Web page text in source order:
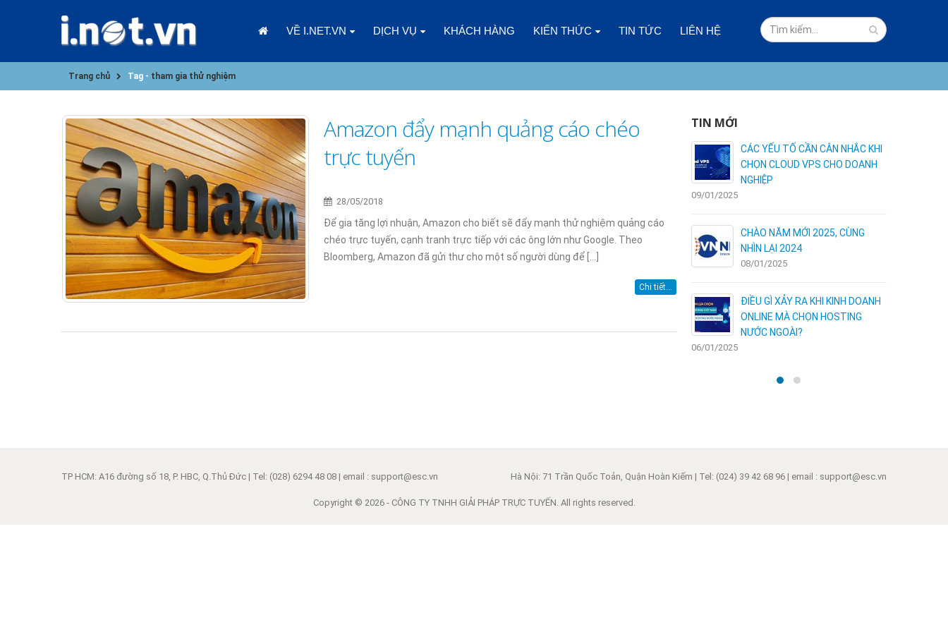
VỀ I.NET.VN DỊCH VỤ KHÁCH HÀNG KIẾN THỨC TIN TỨC LIÊN HỆ
Trang chủ Tag - tham gia thử nghiệm
Amazon đẩy mạnh quảng cáo chéo
trực tuyến
28/05/2018
Để gia tăng lợi nhuận, Amazon cho biết sẽ đẩy mạnh thử nghiệm quảng cáo
chéo trực tuyến, cạnh tranh trực tiếp với các ông lớn như Google. Theo
Bloomberg, Amazon đã gửi thư cho một số người dùng để [...]
Chi tiết...
TIN MỚI
CÁC YẾU TỐ CẦN CÂN NHẮC KHI
CHỌN CLOUD VPS CHO DOANH
09/01/2025
CHÀO NĂM MỚI 2025, CÙNG
NHÌN LẠI 2024
08/01/2025
NƯỚC NGOÀI?
GÓI SSL NÀO?
02/01/2025
CHO WEBSITE CỦA BẠN
CÁC YẾU TỐ CẦN CÂN NHẮC KHI
CHỌN CLOUD VPS CHO DOANH
NGHIỆP
09/01/2025
CHÀO NĂM MỚI 2025, CÙNG
NHÌN LẠI 2024
08/01/2025
ĐIỀU GÌ XẢY RA KHI KINH DOANH
ONLINE MÀ CHỌN HOSTING
NƯỚC NGOÀI?
06/01/2025
TP HCM: A16 đường số 18, P. HBC, Q.Thủ Đức | Tel: (028) 6294 48 08 | email : support@esc.vn Hà Nội: 71 Trần Quốc Toản, Quận Hoàn Kiếm | Tel: (024) 39 42 68 96 | email : support@esc.vn
Copyright © 2026 - CÔNG TY TNHH GIẢI PHÁP TRỰC TUYẾN. All rights reserved.